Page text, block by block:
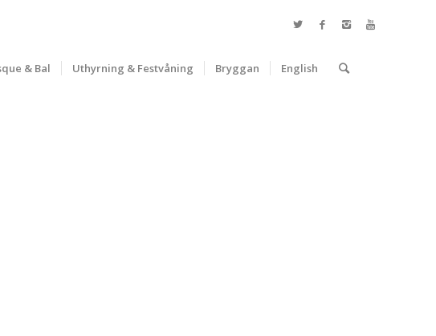
& Bal Uthyrning & Festvåning Bryggan English